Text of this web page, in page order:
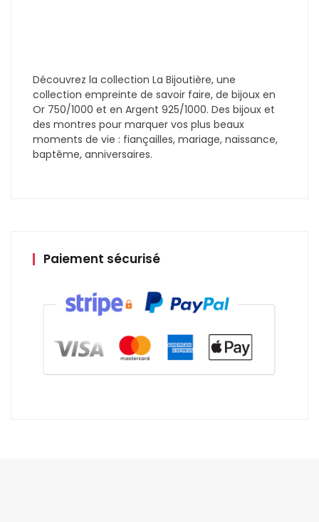
Découvrez la collection La Bijoutière, une
collection empreinte de savoir faire, de bijoux en
Or 750/1000 et en Argent 925/1000. Des bijoux et
des montres pour marquer vos plus beaux
moments de vie : fiançailles, mariage, naissance,
baptême, anniversaires.
Paiement sécurisé